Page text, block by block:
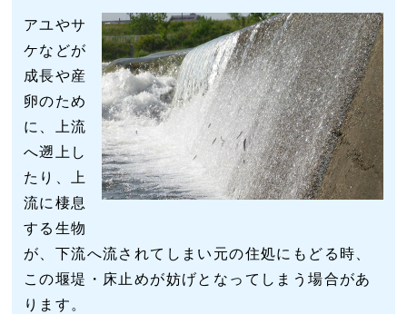
アユやサ
ケなどが
成長や産
卵のため
に、上流
へ遡上し
たり、上
流に棲息
する生物
が、下流へ流されてしまい元の住処にもどる時、
この堰堤・床止めが妨げとなってしまう場合があ
ります。